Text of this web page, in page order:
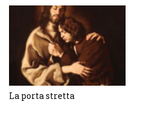
La porta stretta